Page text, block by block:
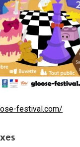
festival.com/